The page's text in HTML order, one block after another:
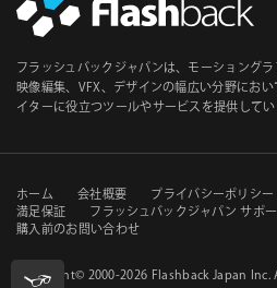
ス
必
須
フラッシュバックジャパンは、モーショングラ
映像編集、VFX、デザインの幅広い分野におい
イターに役立つツールやサービスを提供してい
セ
カ
ホーム 会社概要 プライバシーポリシー
満足保証
フラッシュバックジャパン サポ
購入前のお問い合わせ
Copyright© 2000-2026 Flashback Japan Inc.